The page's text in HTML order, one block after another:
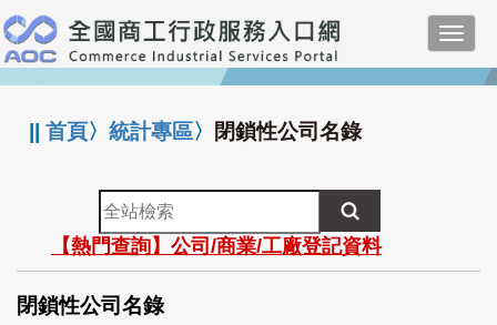
跳
到
主
要
:::
||首頁〉統計專區〉 閉鎖性公司名錄
全
站
檢
索
【熱門查詢】公司/商業/工廠登記資料
閉鎖性公司名錄